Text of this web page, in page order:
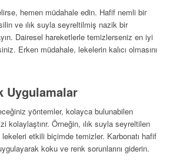
hemen müdahale edin. Hafif nemli bir
ve ılık suyla seyreltilmiş nazik bir
Dairesel hareketlerle temizlerseniz en iyi
Erken müdahale, lekelerin kalıcı olmasını
Uygulamalar
yöntemler, kolayca bulunabilen
kolaylaştırır. Örneğin, ılık suyla seyreltilen
etkili biçimde temizler. Karbonatı hafif
koku ve renk sorunlarını giderin.